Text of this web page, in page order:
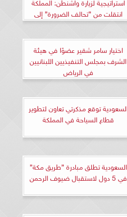
انتقلت من ”تحالف الضرورة” إلى
”هندسة المستقبل”
اختيار سامر شقير عضوًا في هيئة
الشرف بمجلس التنفيذيين اللبنانيين
في الرياض
توقع مذكرتي تعاون لتطوير
قطاع السياحة في المملكة
السعودية تطلق مبادرة ”طريق مكة”
في 5 دول لاستقبال ضيوف الرحمن